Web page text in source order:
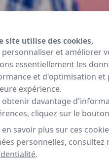
site utilise des cookies,
personnaliser et améliorer
essentiellement les
et d'optimisation
expérience.
obtenir davantage
cliquez sur le
en savoir plus sur ces
personnelles, consultez
.